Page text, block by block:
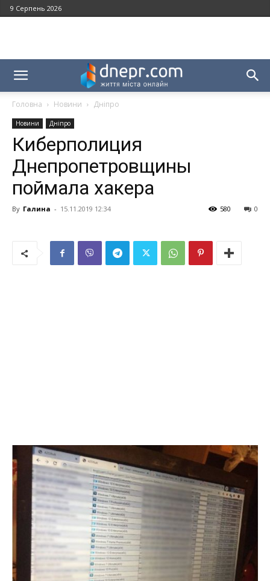
9 Серпень 2026
Головна Новини Дніпро
Новини Дніпро
Киберполиция
Днепропетровщины
поймала хакера
By Галина - 15.11.2019 12:34 0
580